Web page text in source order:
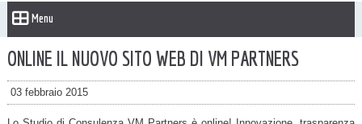
Menu
ONLINE IL NUOVO SITO WEB DI VM PARTNERS
03 febbraio 2015